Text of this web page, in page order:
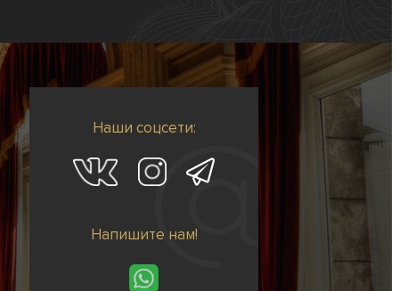
Наши соцсети:
Напишите нам!